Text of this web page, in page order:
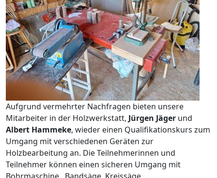
Aufgrund vermehrter Nachfragen bieten unsere
Mitarbeiter in der Holzwerkstatt, Jürgen Jäger und
Albert Hammeke, wieder einen Qualifikationskurs zum
Umgang mit verschiedenen Geräten zur
Holzbearbeitung an. Die Teilnehmerinnen und
Teilnehmer können einen sicheren Umgang mit